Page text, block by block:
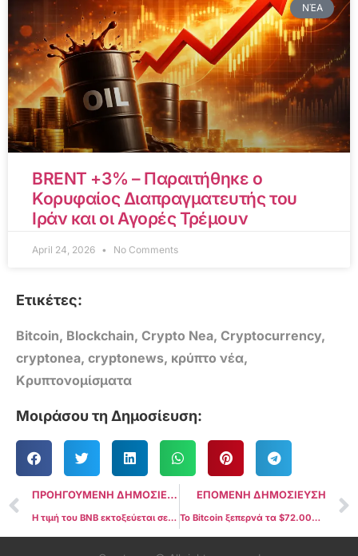
ΝΈΑ
BRENT +3% – Παραιτήθηκε ο
Κορυφαίος Διαπραγματευτής του
Ιράν και οι Αγορές Τρέμουν
April 24, 2026 No Comments
Ετικέτες:
Bitcoin, Blockchain, Crypto Nea, Cryptocurrency,
cryptonea, cryptonews, κρύπτο νέα,
Κρυπτονομίσματα
Μοιράσου τη Δημοσίευση:
ΠΡΟΗΓΟΥΜΕΝΗ ΔΗΜΟΣΙΕΥΣΗ
Η τιμή του BNB εκτοξεύεται σε υψηλό 2 ετών: Αποκαλύπτοντας τα μυστικά πίσω από το ανοδικό κύμα!
ΕΠΟΜΕΝΗ ΔΗΜΟΣΙΕΥΣΗ
Το Bitcoin ξεπερνά τα $72.000 για πρώτη φορά στην ιστορία